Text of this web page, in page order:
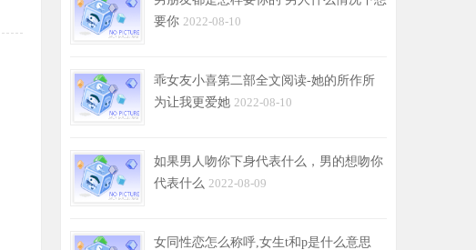
要你 2022-08-10
乖女友小喜第二部全文阅读-她的所作所
为让我更爱她 2022-08-10
如果男人吻你下身代表什么，男的想吻你
代表什么 2022-08-09
女同性恋怎么称呼,女生t和p是什么意思